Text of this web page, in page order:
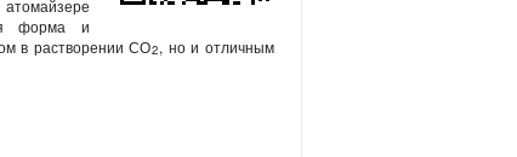
форма и
в растворении СО2, но и отличным